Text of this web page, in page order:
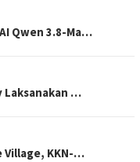
Qwen 3.8-Ma…
Laksanakan …
Village, KKN-…